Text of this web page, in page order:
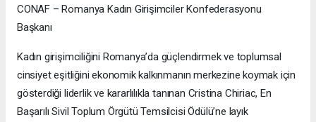
CONAF – Romanya Kadın Girişimciler Konfederasyonu
Başkanı
Kadın girişimciliğini Romanya’da güçlendirmek ve toplumsal
cinsiyet eşitliğini ekonomik kalkınmanın merkezine koymak için
gösterdiği liderlik ve kararlılıkla tanınan Cristina Chiriac, En
Başarılı Sivil Toplum Örgütü Temsilcisi Ödülü’ne layık